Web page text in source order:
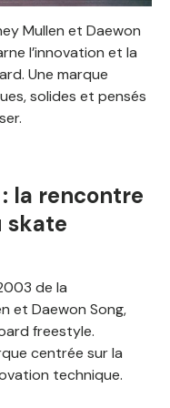
Mullen et Daewon
l’innovation et la
Une marque
solides et pensés
la rencontre
skate
de la
et Daewon Song,
freestyle.
centrée sur la
technique.